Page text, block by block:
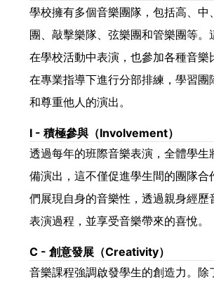
學校擁有多個音樂團隊，包括高、中
團、敲擊樂隊、弦樂團和管樂團等。
在學校活動中表演，也參加各種音樂
在專業指導下進行分部排練，學習團
和尊重他人的演出。
I - 積極參與（Involvement）
透過每年的班際音樂表演，全體學生
備演出，這不僅促進學生間的團隊合
們展現自身的音樂性，透過親身經歷
表演過程，並享受音樂帶來的喜悅。
C - 創意發展（Creativity）
音樂課程強調啟發學生的創造力。除